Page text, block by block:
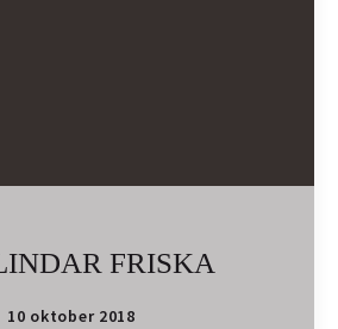
FRISKA
10 oktober 2018